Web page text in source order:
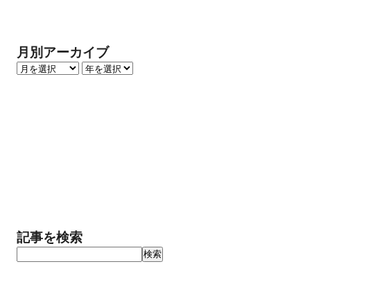
月別アーカイブ
記事を検索